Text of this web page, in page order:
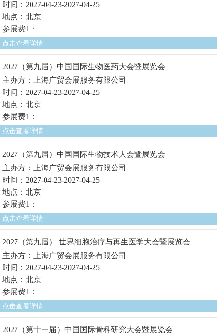
时间：2027-04-23-2027-04-25
地点：北京
参展费1：
点击查看详情
2027（第九届）中国国际生物医药大会暨展览会
主办方：上海广贸会展服务有限公司
时间：2027-04-23-2027-04-25
地点：北京
参展费1：
点击查看详情
2027（第九届）中国国际生物技术大会暨展览会
主办方：上海广贸会展服务有限公司
时间：2027-04-23-2027-04-25
地点：北京
参展费1：
点击查看详情
2027（第九届） 世界细胞治疗与再生医学大会暨展览会
主办方：上海广贸会展服务有限公司
时间：2027-04-23-2027-04-25
地点：北京
参展费1：
点击查看详情
2027（第十一届）中国国际骨科研究大会暨展览会